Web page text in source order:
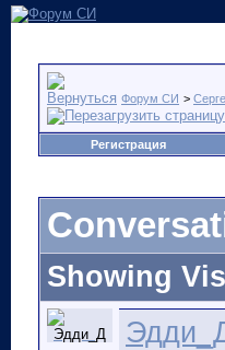
Форум СИ >
Регистрация
Showing